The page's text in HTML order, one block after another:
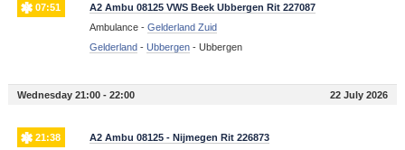
07:51
A2 Ambu 08125 VWS Beek Ubbergen Rit 227087
Ambulance - Gelderland Zuid
Gelderland- Ubbergen- Ubbergen
Wednesday 21:00 - 22:00 22 July 2026
21:38
A2 Ambu 08125 - Nijmegen Rit 226873